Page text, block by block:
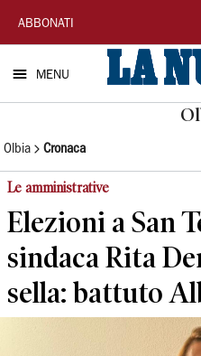
La
Nuova
Sardegna
ABBONATI
MENU
Olbia Cronaca
Le amministrative
Elezioni a San
sindaca Rita
sella: battuto